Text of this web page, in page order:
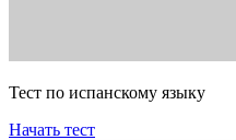
Тест по испанскому языку
Начать тест